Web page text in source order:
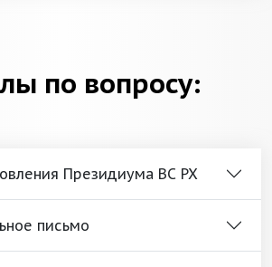
по вопросу:
Президиума ВС РХ
письмо